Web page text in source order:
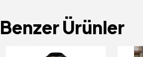
Benzer Ürünler